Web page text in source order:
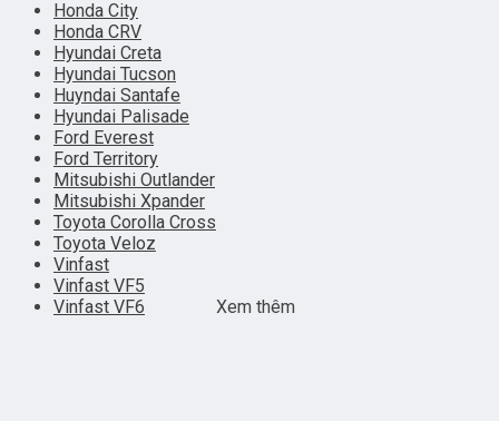
Honda City
Honda CRV
Hyundai Creta
Hyundai Tucson
Huyndai Santafe
Hyundai Palisade
Ford Everest
Ford Territory
Mitsubishi Outlander
Mitsubishi Xpander
Toyota Corolla Cross
Toyota Veloz
Vinfast
Vinfast VF5
Vinfast VF6
Xem thêm